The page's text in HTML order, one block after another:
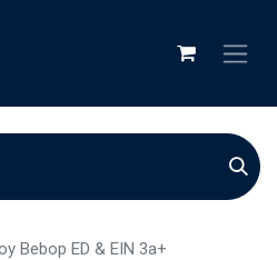
Bebop ED & EIN 3a+